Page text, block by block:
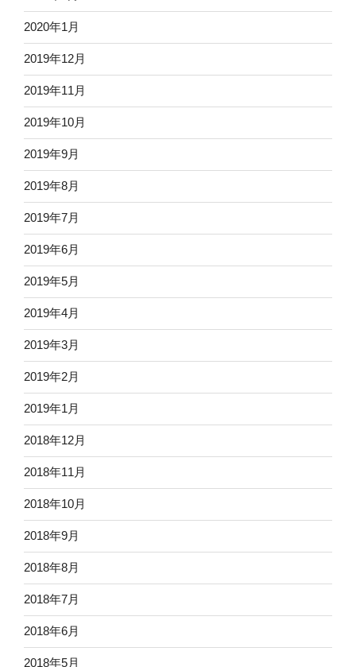
2020年1月
2019年12月
2019年11月
2019年10月
2019年9月
2019年8月
2019年7月
2019年6月
2019年5月
2019年4月
2019年3月
2019年2月
2019年1月
2018年12月
2018年11月
2018年10月
2018年9月
2018年8月
2018年7月
2018年6月
2018年5月